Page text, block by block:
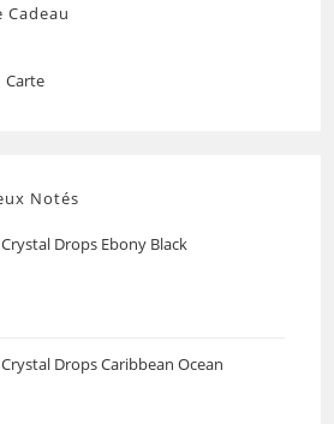
Cadeau
Carte
Notés
Drops Ebony Black
Drops Caribbean Ocean